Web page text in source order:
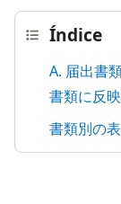
Índice
A. 届出書
書類に反
書類別の